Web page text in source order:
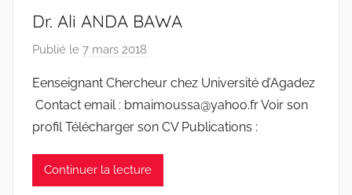
Dr. Ali ANDA BAWA
Publié le 7 mars 2018
r
r
a
c
i
Eenseignant Chercheur chez Université d’Agadez
Contact email : bmaimoussa@yahoo.fr Voir son
profil Télécharger son CV Publications :
Continuer la lecture